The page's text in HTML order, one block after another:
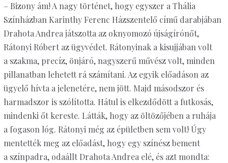
– Bizony ám! A nagy történet, hogy egyszer a Thália
Színházban Karinthy Ferenc Házszentelő című darabjában
Drahota Andrea játszotta az oknyomozó újságírónőt,
Rátonyi Róbert az ügyvédet. Rátonyinak a kisujjában volt
a szakma, precíz, önjáró, nagyszerű művész volt, minden
pillanatban lehetett rá számítani. Az egyik előadáson az
ügyelő hívta a jelenetére, nem jött. Majd másodszor és
harmadszor is szólította. Hátul is elkezdődött a futkosás,
mindenki őt kereste. Látták, hogy az öltözőjében a ruhája
a fogason lóg. Rátonyi még az épületben sem volt! Úgy
mentették meg az előadást, hogy egy színész bement
a színpadra, odaállt Drahota Andrea elé, és azt mondta: